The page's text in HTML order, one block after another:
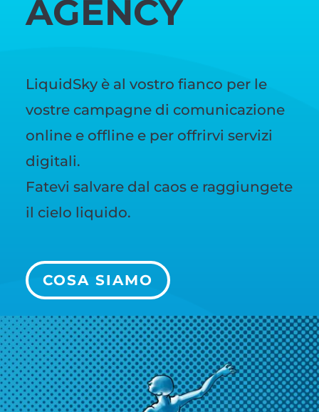
AGENCY
LiquidSky è al vostro fianco per le
vostre campagne di comunicazione
online e offline e per offrirvi servizi
digitali.
Fatevi salvare dal caos e raggiungete
il cielo liquido.
COSA SIAMO